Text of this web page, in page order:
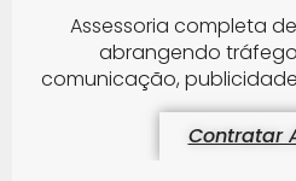
Assessoria completa
abrangendo
comunicação,
Contratar